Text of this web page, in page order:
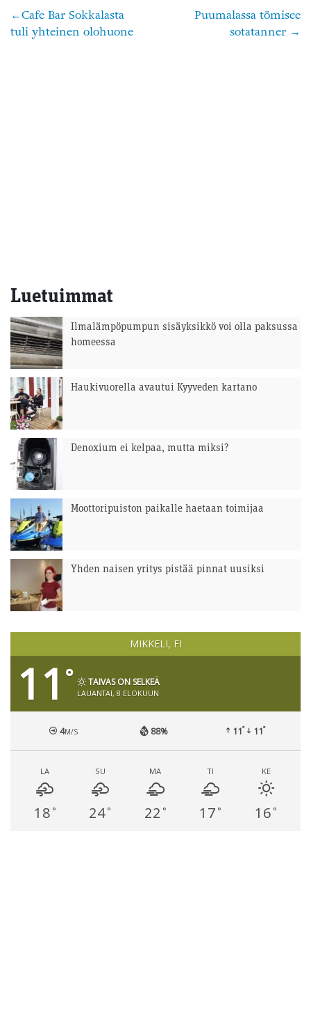
Artikkelien
Cafe Bar Sokkalasta
tuli yhteinen olohuone
Puumalassa tömisee
sotatanner
Luetuimmat
Ilmalämpöpumpun sisäyksikkö voi olla paksussa
homeessa
Haukivuorella avautui Kyyveden kartano
Denoxium ei kelpaa, mutta miksi?
Moottoripuiston paikalle haetaan toimijaa
Yhden naisen yritys pistää pinnat uusiksi
MIKKELI, FI
11 ° TAIVAS ON SELKEÄ
LAUANTAI, 8 ELOKUUN
4M/S 88% 11° 11°
LA
18 °
SU
24°
MA
22 °
TI
17 °
KE
16 °